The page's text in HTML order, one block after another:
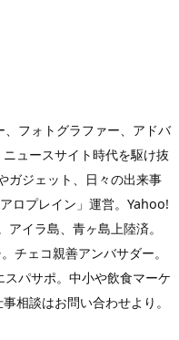
フォトグラファー、アドバ
ュースサイト時代を駆け抜
ガジェット、日々の出来事
ロプレイン」運営。Yahoo!
イラ島、青ヶ島上陸済。
チェコ親善アンバサダー。
パサポ。中小や飲食マーケ
相談はお問い合わせより。